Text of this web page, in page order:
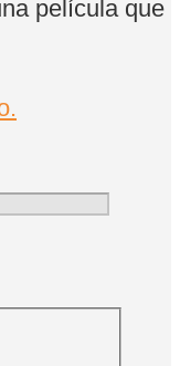
película que